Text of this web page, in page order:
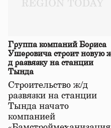
Группа компаний Бориса
Ушеровича строит новую
д развязку на станции
Тында
Строительство ж/д
развязки на станции
Тында начато
компанией